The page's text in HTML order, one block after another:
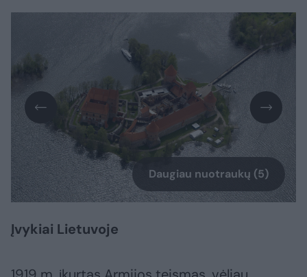
Daugiau nuotraukų (5)
Įvykiai Lietuvoje